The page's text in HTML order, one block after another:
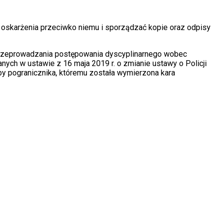
przeciwko niemu i sporządzać kopie oraz odpisy
postępowania dyscyplinarnego wobec
w ustawie z 16 maja 2019 r. o zmianie ustawy o Policji
pogranicznika, któremu została wymierzona kara